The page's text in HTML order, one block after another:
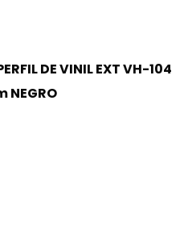
DE VINIL EXT VH-104
NEGRO